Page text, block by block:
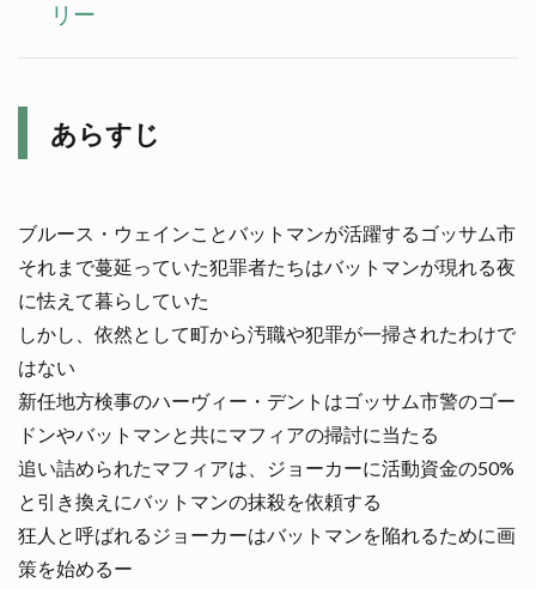
リー
あらすじ
ブルース・ウェインことバットマンが活躍するゴッサム市
それまで蔓延っていた犯罪者たちはバットマンが現れる夜
に怯えて暮らしていた
しかし、依然として町から汚職や犯罪が一掃されたわけで
はない
新任地方検事のハーヴィー・デントはゴッサム市警のゴー
ドンやバットマンと共にマフィアの掃討に当たる
追い詰められたマフィアは、ジョーカーに活動資金の50%
と引き換えにバットマンの抹殺を依頼する
狂人と呼ばれるジョーカーはバットマンを陥れるために画
策を始めるー